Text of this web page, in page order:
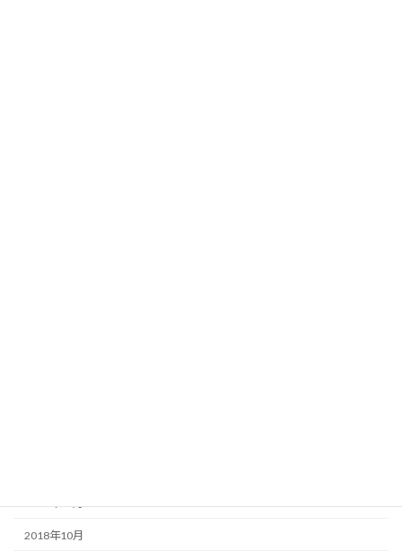
2018年10月